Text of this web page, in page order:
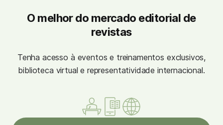
O melhor do mercado editorial de
revistas
Tenha acesso à eventos e treinamentos exclusivos,
biblioteca virtual e representatividade internacional.